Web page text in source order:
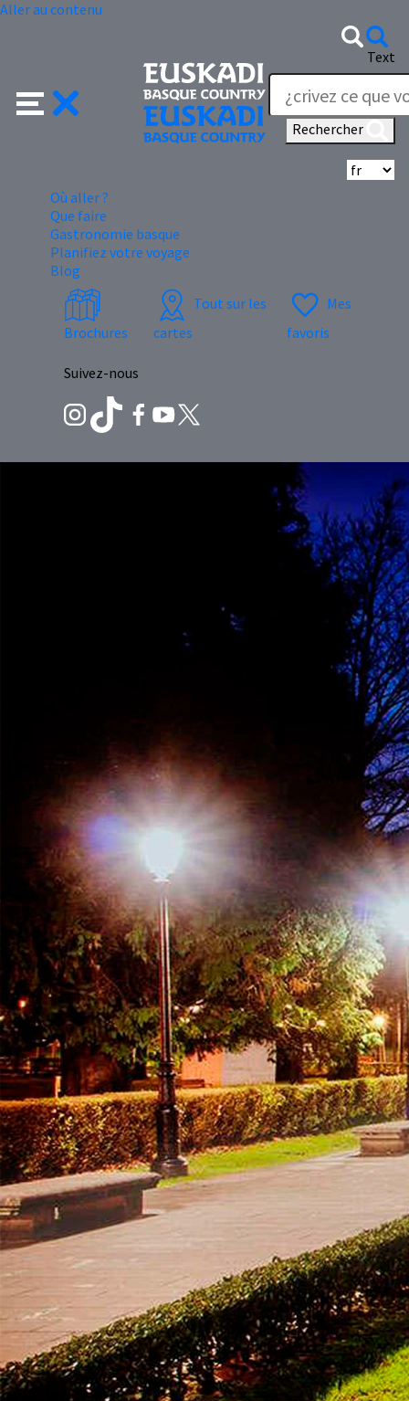
Aller au contenu
Text
Rechercher
Où aller ?
Que faire
Gastronomie basque
Planifiez votre voyage
Blog
Brochures
Tout sur les
cartes
Mes
favoris
Suivez-nous